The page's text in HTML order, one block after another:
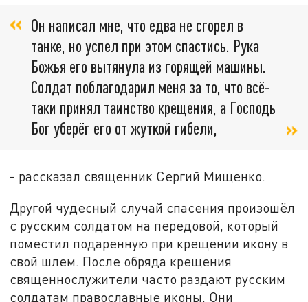
Он написал мне, что едва не сгорел в
танке, но успел при этом спастись. Рука
Божья его вытянула из горящей машины.
Солдат поблагодарил меня за то, что всё-
таки принял таинство крещения, а Господь
Бог уберёг его от жуткой гибели,
- рассказал священник Сергий Мищенко.
Другой чудесный случай спасения произошёл
с русским солдатом на передовой, который
поместил подаренную при крещении икону в
свой шлем. После обряда крещения
священнослужители часто раздают русским
солдатам православные иконы. Они